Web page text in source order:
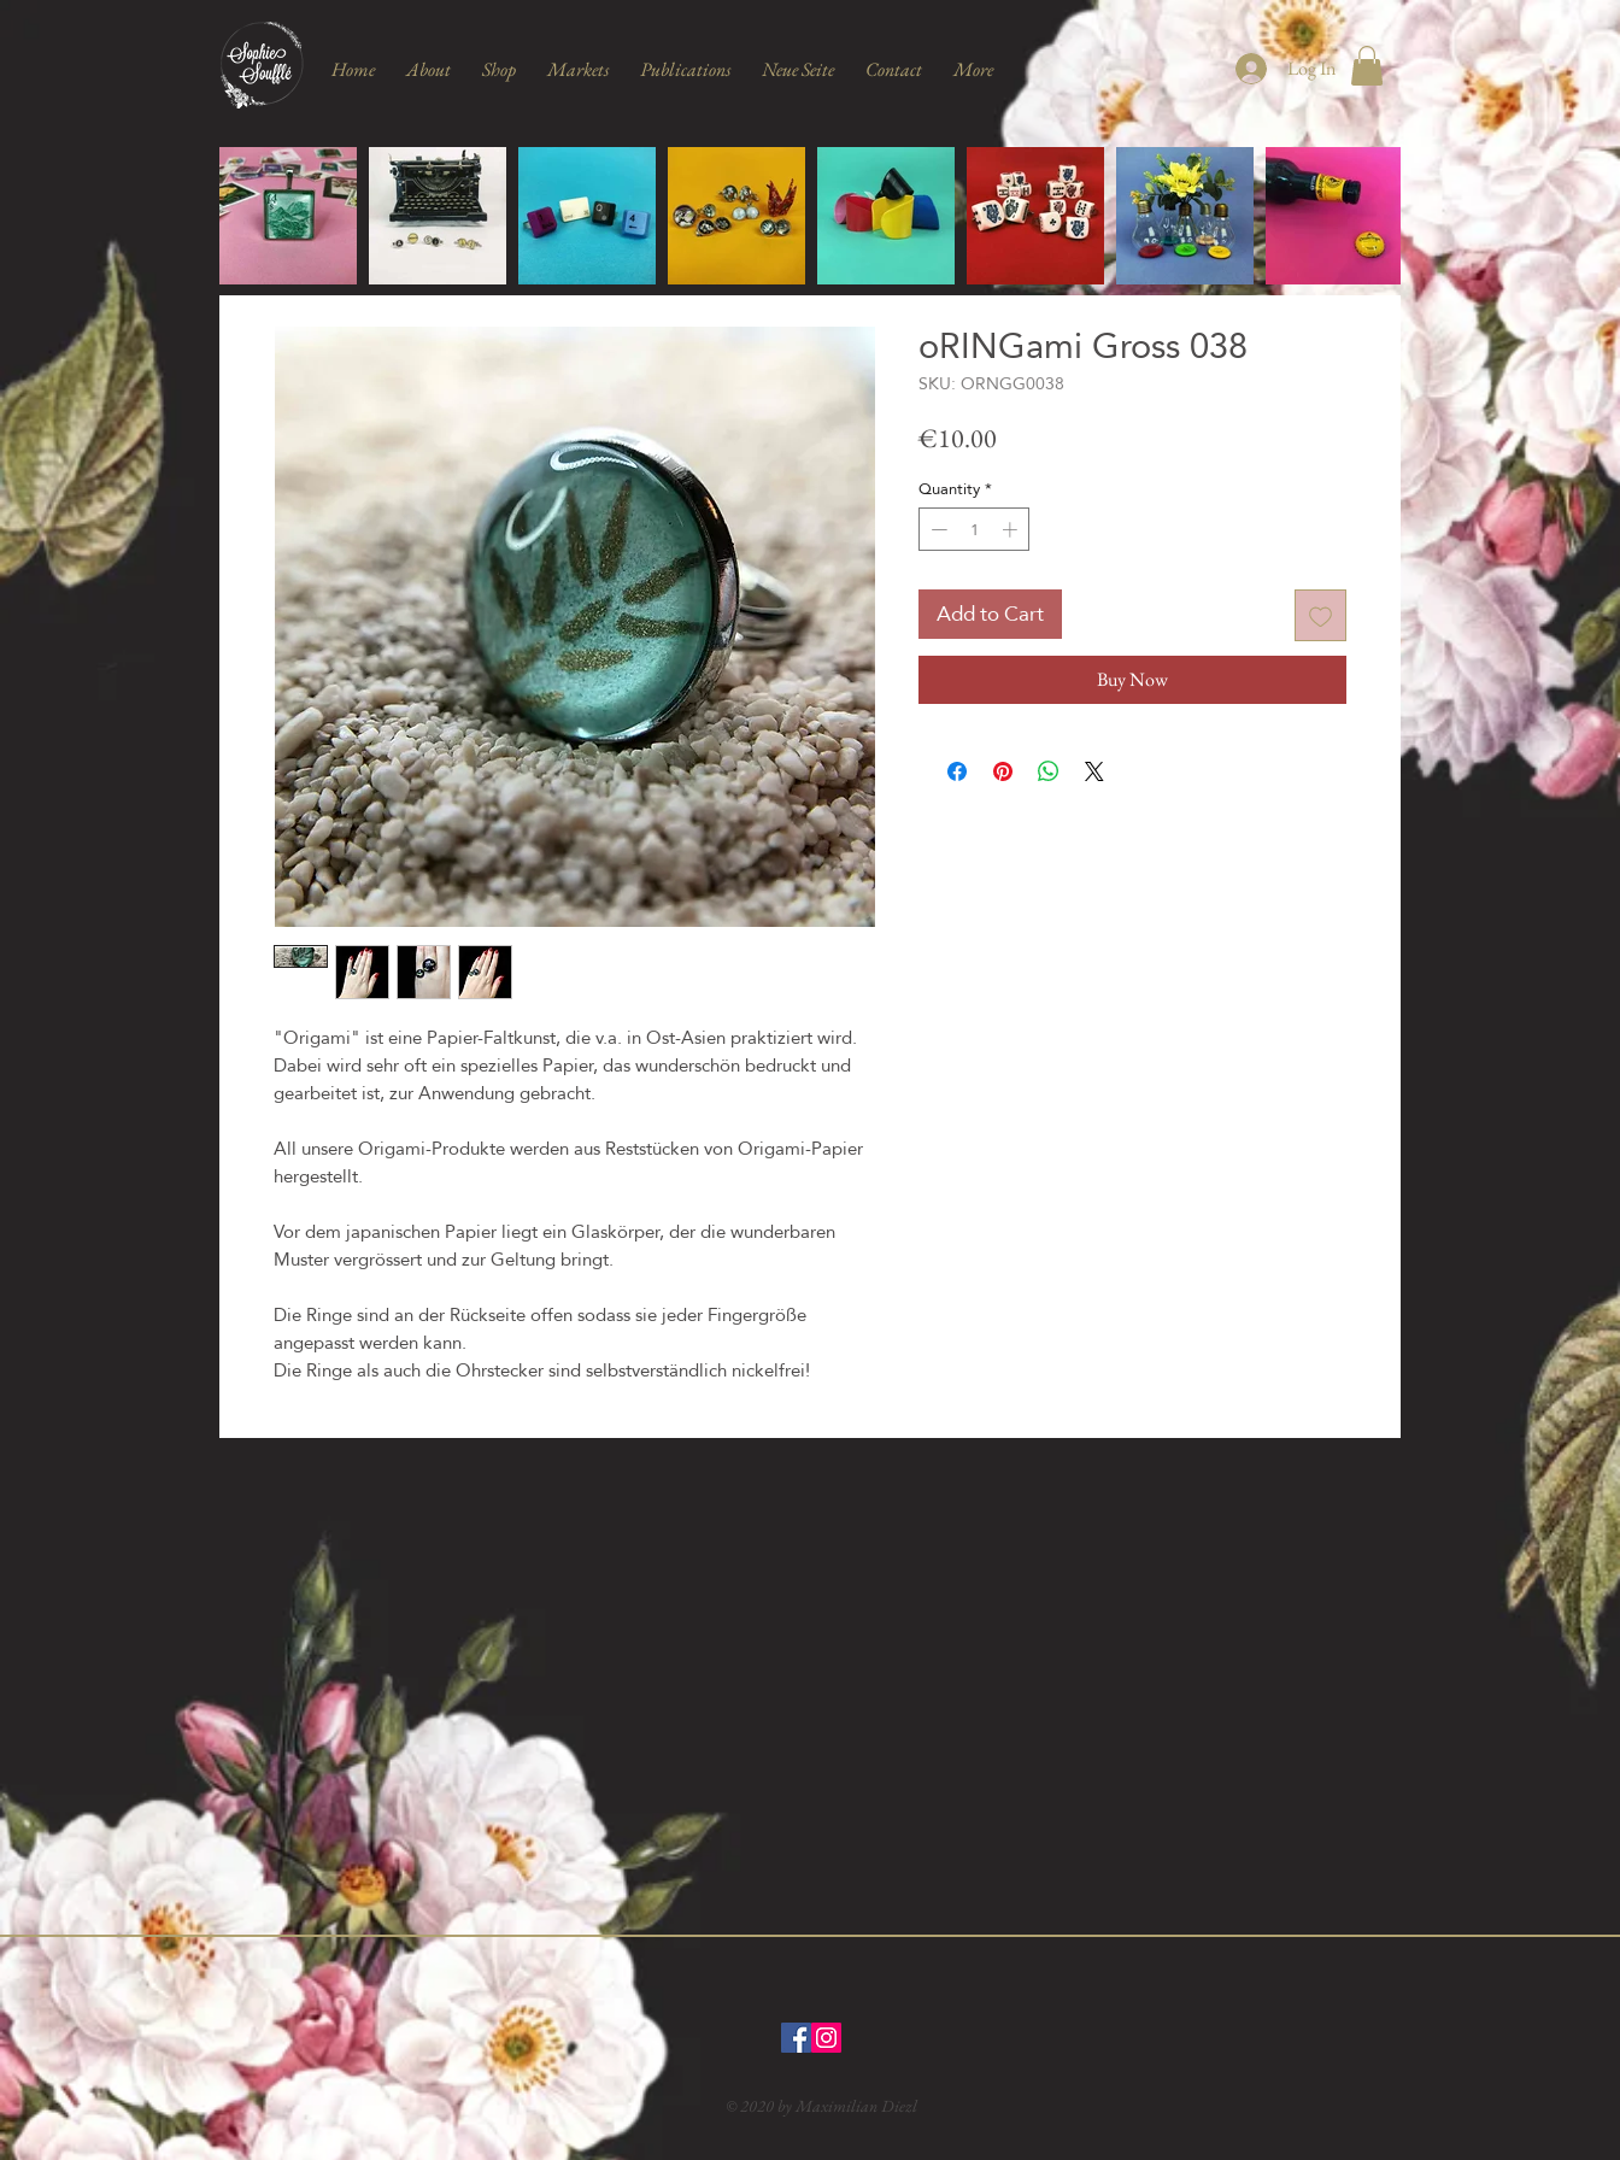
Home About Shop Markets Publications Neue Seite Contact More Log In
"Origami" ist eine Papier-Faltkunst, die v.a. in Ost-Asien praktiziert wird.
Dabei wird sehr oft ein spezielles Papier, das wunderschön bedruckt und
gearbeitet ist, zur Anwendung gebracht.
All unsere Origami-Produkte werden aus Reststücken von Origami-Papier
hergestellt.
Vor dem japanischen Papier liegt ein Glaskörper, der die wunderbaren
Muster vergrössert und zur Geltung bringt.
Die Ringe sind an der Rückseite offen sodass sie jeder Fingergröße
angepasst werden kann.
Die Ringe als auch die Ohrstecker sind selbstverständlich nickelfrei!
oRINGami Gross 038
SKU: ORNGG0038
€10.00
Quantity*
Add to Cart
Buy Now
© 2020 by Maximilian Diezl